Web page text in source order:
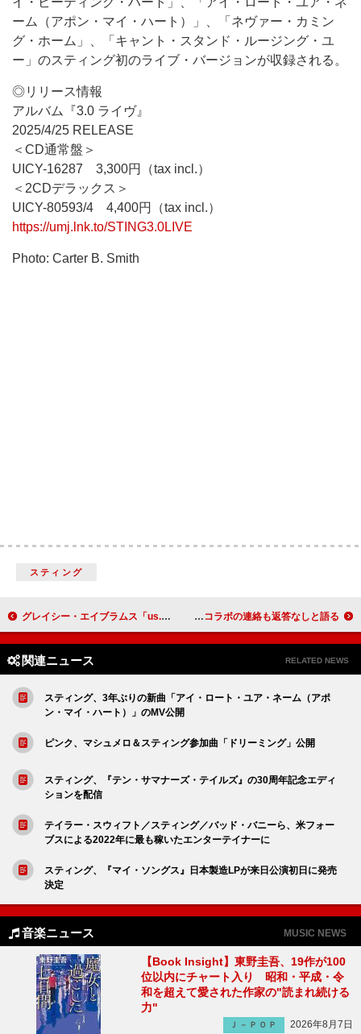
ーム（アポン・マイ・ハート）」、「ネヴァー・カミン
グ・ホーム」、「キャント・スタンド・ルージング・ユ
ー」のスティング初のライブ・バージョンが収録される。
◎リリース情報
アルバム『3.0 ライヴ』
2025/4/25 RELEASE
＜CD通常盤＞
UICY-16287 3,300円（tax incl.）
＜2CDデラックス＞
UICY-80593/4 4,400円（tax incl.）
https://umj.lnk.to/STING3.0LIVE
Photo: Carter B. Smith
スティング
グレイシー・エイブラムス「us. (feat. Taylor Swift)」ｘNetflix『オフライン ラブ』未公開シーンを含むコラボMV公開 ドレイク、ジャスティン・ビーバーにコラボの連絡も返答なしと語る
関連ニュース RELATED NEWS
スティング、3年ぶりの新曲「アイ・ロート・ユア・ネーム（アポ
ン・マイ・ハート）」のMV公開
ピンク、マシュメロ＆スティング参加曲「ドリーミング」公開
スティング、『テン・サマナーズ・テイルズ』の30周年記念エディ
ションを配信
テイラー・スウィフト／スティング／バッド・バニーら、米フォー
ブスによる2022年に最も稼いたエンターテイナーに
スティング、『マイ・ソングス』日本製造LPが来日公演初日に発売
決定
音楽ニュース MUSIC NEWS
【Book Insight】東野圭吾、19作が100
位以内にチャート入り 昭和・平成・令
和を超えて愛された作家の"読まれ続ける
力"
Ｊ－ＰＯＰ 2026年8月7日